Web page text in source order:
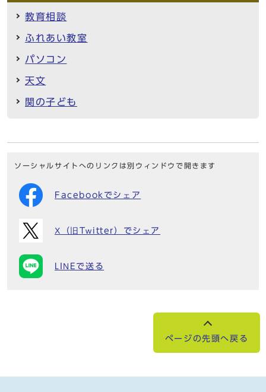
教育相談
ふれあい教室
パソコン
天文
関の子ども
ソーシャルサイトへのリンクは別ウィンドウで開きます
Facebookでシェア
X（旧Twitter）でシェア
LINEで送る
ページの先頭へ戻る